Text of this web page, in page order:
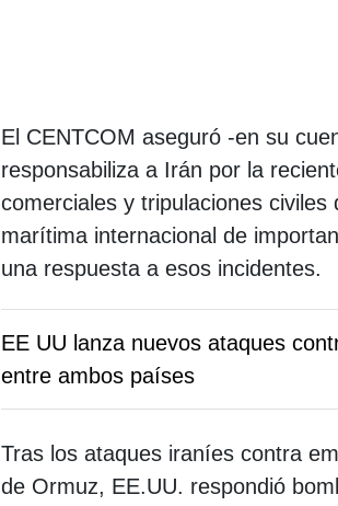
El CENTCOM aseguró -en su
responsabiliza a Irán por la
comerciales y tripulaciones
marítima internacional de
una respuesta a esos incidentes.
EE UU lanza nuevos ataques
entre ambos países
Tras los ataques iraníes contra
de Ormuz, EE.UU. respondió